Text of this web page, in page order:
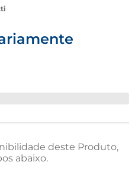
deste Produto,
abaixo.